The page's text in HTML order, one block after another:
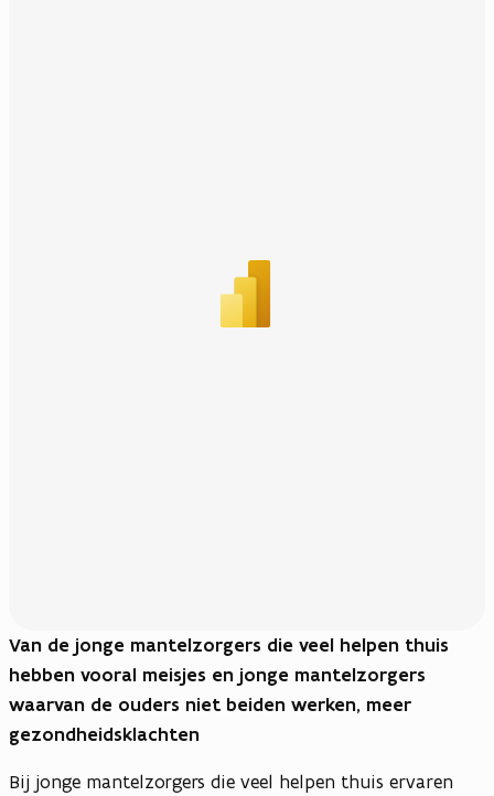
Van de jonge mantelzorgers die veel helpen thuis
hebben vooral meisjes en jonge mantelzorgers
waarvan de ouders niet beiden werken, meer
gezondheidsklachten
Bij jonge mantelzorgers die veel helpen thuis ervaren